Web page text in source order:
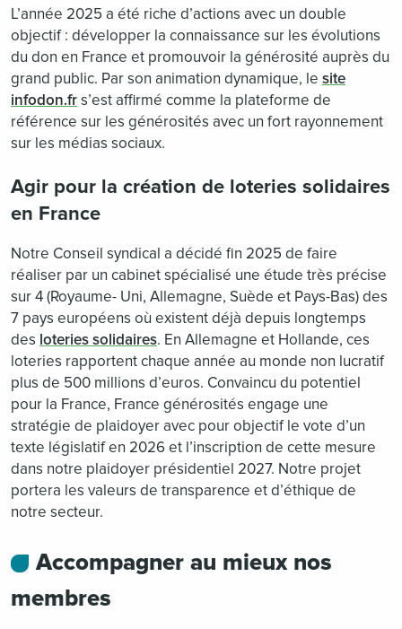
L’année 2025 a été riche d’actions avec un double
objectif : développer la connaissance sur les évolutions
du don en France et promouvoir la générosité auprès du
grand public. Par son animation dynamique, le site
infodon.frs’est affirmé comme la plateforme de
référence sur les générosités avec un fort rayonnement
sur les médias sociaux.
Agir pour la création de loteries solidaires
en France
Notre Conseil syndical a décidé fin 2025 de faire
réaliser par un cabinet spécialisé une étude très précise
sur 4 (Royaume- Uni, Allemagne, Suède et Pays-Bas) des
7 pays européens où existent déjà depuis longtemps
des loteries solidaires. En Allemagne et Hollande, ces
loteries rapportent chaque année au monde non lucratif
plus de 500 millions d’euros. Convaincu du potentiel
pour la France, France générosités engage une
stratégie de plaidoyer avec pour objectif le vote d’un
texte législatif en 2026 et l’inscription de cette mesure
dans notre plaidoyer présidentiel 2027. Notre projet
portera les valeurs de transparence et d’éthique de
notre secteur.
Accompagner au mieux nos
membres